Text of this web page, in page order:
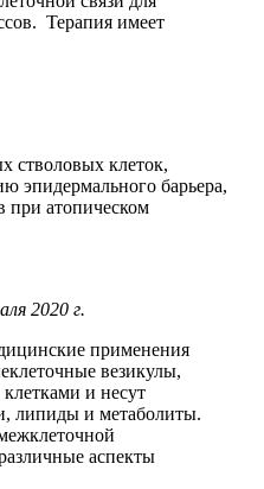
Терапия имеет
стволовых клеток,
эпидермального барьера,
при атопическом
2020 г.
применения
везикулы,
и несут
липиды и метаболиты.
аспекты